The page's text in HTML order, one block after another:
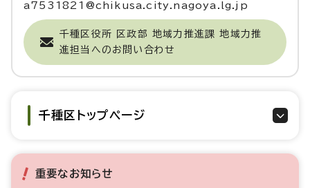
a7531821@chikusa.city.nagoya.lg.jp
千種区役所 区政部 地域力推進課 地域力推
進担当へのお問い合わせ
千種区トップページ
重要なお知らせ